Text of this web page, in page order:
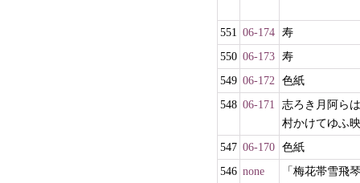
551 06-174 寿
550 06-173 寿
549 06-172 色紙
548 06-171
志ろき月阿ら
村かけてゆふ
547 06-170 色紙
546 none
「梅花帯雪飛